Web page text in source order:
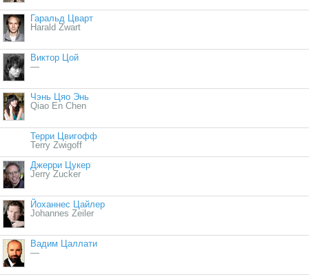
Гаральд Цварт
Harald Zwart
Виктор Цой
—
Чэнь Цяо Энь
Qiao En Chen
Терри Цвигофф
Terry Zwigoff
Джерри Цукер
Jerry Zucker
Йоханнес Цайлер
Johannes Zeiler
Вадим Цаллати
—